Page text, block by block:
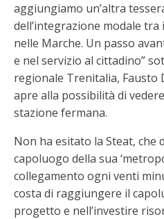
aggiungiamo un’altra
dell’integrazione modale
nelle Marche. Un passo
e nel servizio al cittadino”
regionale Trenitalia, Fausto
apre alla possibilità di
stazione fermana.
Non ha esitato la Steat, che
capoluogo della sua
collegamento ogni venti
costa di raggiungere il
progetto e nell’investire